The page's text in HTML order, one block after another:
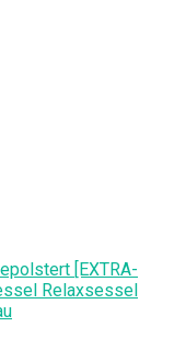
[EXTRA-
Relaxsessel